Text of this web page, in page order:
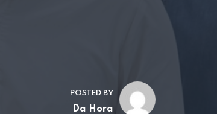
POSTED BY
Da Hora